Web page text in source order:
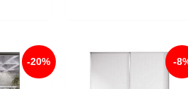
643,00 Kč.
-20% -